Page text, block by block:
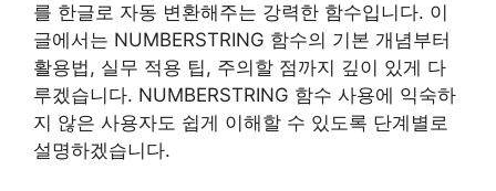
를 한글로 자동 변환해주는 강력한 함수입니다. 이
글에서는 NUMBERSTRING 함수의 기본 개념부터
활용법, 실무 적용 팁, 주의할 점까지 깊이 있게 다
루겠습니다. NUMBERSTRING 함수 사용에 익숙하
지 않은 사용자도 쉽게 이해할 수 있도록 단계별로
설명하겠습니다.